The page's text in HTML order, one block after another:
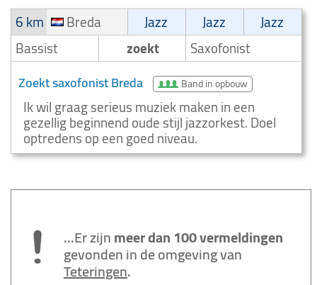
6 km
Breda Jazz Jazz
Jazz
Bassist
zoekt Saxofonist
Zoekt saxofonist Breda Band in opbouw
Ik wil graag serieus muziek maken in een
gezellig beginnend oude stijl jazzorkest. Doel
optredens op een goed niveau.
...Er zijnmeer dan 100 vermeldingen
gevonden in de omgeving van
Teteringen.